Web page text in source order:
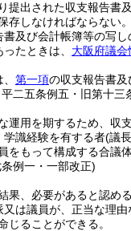
提出された収支報告書
存しなければならない。
及び会計帳簿等の写し
たときは、 大阪府議会
第一項の収支報告書及
二五条例五・旧第十
運用を期するため、収
識経験を有する者(議
もって構成する合議
例一・一部改正)
果、必要があると認め
は議員が、正当な理
じることができる。